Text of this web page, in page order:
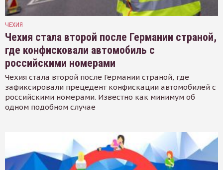
ЧЕХИЯ
Чехия стала второй после Германии страной,
где конфисковали автомобиль с
российскими номерами
Чехия стала второй после Германии страной, где
зафиксировали прецедент конфискации автомобилей с
российскими номерами. Известно как минимум об
одном подобном случае